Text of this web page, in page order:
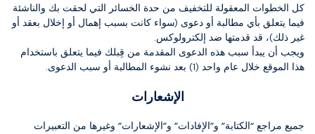
كل الخطوات المعقولة للتخفيف من حدة الخسائر التي لحقت بك والناشئة
فيما يتعلق بأي مطالبة أو دعوى (سواء كانت بسبب إهمال أو إخلال بعقد أو
غير ذلك)، قد قدمتها ضد إلكترولوكس.
ويجب أن يبدأ سبب هذه الدعوى المقدمة من قِبلك فيما يتعلق باستخدام
هذا الموقع خلال عام واحد (1) بعد نشوء المطالبة أو سبب الدعوى.
الإشعارات
جميع مراجع “الكتابة” و”الإفادات” و”الإشعارات” وغيرها من التعبيرات